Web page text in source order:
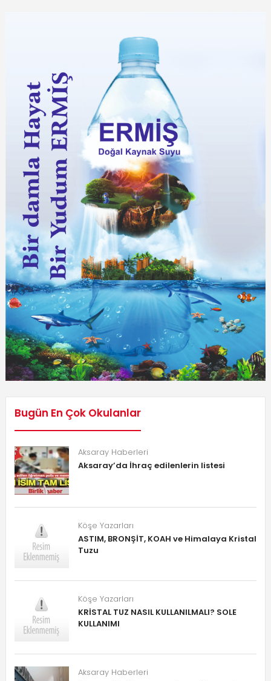
Bugün En Çok Okulanlar
Aksaray Haberleri
Aksaray’da İhraç edilenlerin listesi
Köşe Yazarları
ASTIM, BRONŞİT, KOAH ve Himalaya Kristal
Tuzu
Köşe Yazarları
KRİSTAL TUZ NASIL KULLANILMALI? SOLE
KULLANIMI
Aksaray Haberleri